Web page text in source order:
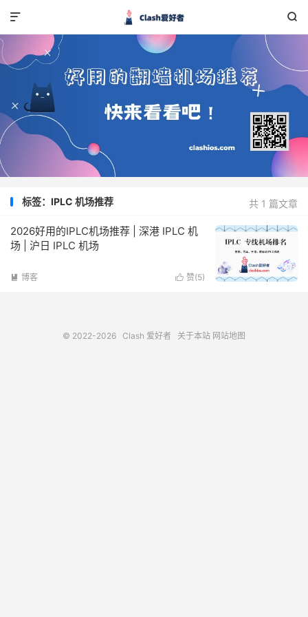


共 1 篇文章
标签：IPLC 机场推荐
2026好用的IPLC机场推荐 | 深港 IPLC 机
场 | 沪日 IPLC 机场
 赞(5)
 博客
© 2022-2026 Clash 爱好者 关于本站 网站地图